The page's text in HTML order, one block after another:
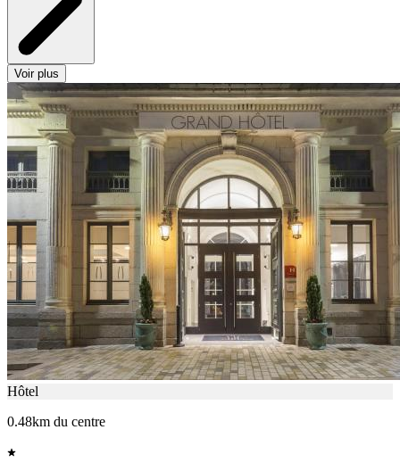
Voir plus
Hôtel
0.48km du centre